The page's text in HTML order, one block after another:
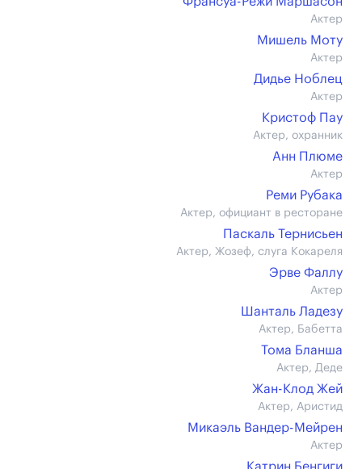
Актер
Мишель Моту
Актер
Дидье Ноблец
Актер
Кристоф Пау
Актер, охранник
Анн Плюме
Актер
Реми Рубака
Актер, официант в ресторане
Паскаль Тернисьен
Актер, Жозеф, слуга Кокареля
Эрве Фаллу
Актер
Шанталь Ладезу
Актер, Бабетта
Тома Бланша
Актер, Деде
Жан-Клод Жей
Актер, Аристид
Микаэль Вандер-Мейрен
Актер